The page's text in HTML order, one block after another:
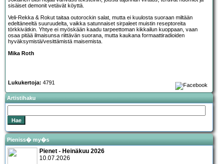
sisäiset demonit vetävät köyttä.
Veli-Rekka & Rokut taitaa outorockin salat, mutta ei kuulosta suoraan miltään
edeltäneeltä suuruudelta, vaikka satunnaiset sirpaleet muistin reseptoreita
törkkivätkin. Yhtye ei myöskään kaadu tarpeettoman kikkailun kuoppaan, vaan
osaa pitää ilmaisunsa riittävän suorana, mutta kaukana formaattiradioiden
hyväksymistä/vesittämistä maisemista.
Mika Roth
Lukukertoja: 4791
Artistihaku
Pieniss� my�s
Pienet - Heinäkuu 2026
10.07.2026